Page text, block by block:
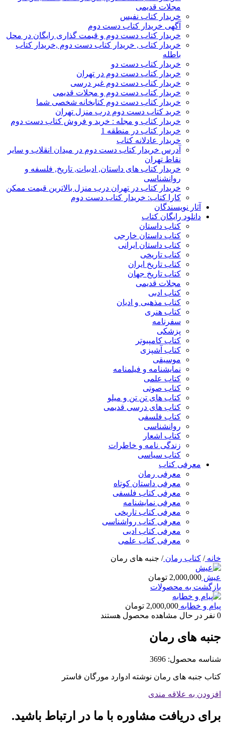
مجلات قدیمی
خریدار کتاب نفیس
آگهی خریدار کتاب دست دوم
خریدار کتاب دست دوم و قیمت گذاری رایگان در محل
خریدار کتاب , خریدار کتاب دست دوم ,خریدار کتاب
باطله
خریدار کتاب دست دو
خریدار کتاب دست دوم در تهران
خریدار کتاب دست دوم غیر درسی
خریدار کتاب دست دوم و مجلات قدیمی
خریدار کتاب دست دوم کتابخانه شخصی شما
خرید کتاب دست دوم درب منزل تهران
خریدار کتاب و مجله : خرید و فروش کتاب دست دوم
خریدار کتاب در منطقه 1
خریدار عادلانه کتاب
آدرس خریدار کتاب دست دوم در میدان انقلاب و سایر
نقاط تهران
خریدار کتاب های داستان, ادبیات, تاریخ, فلسفه و
روانشناسی
خریدار کتاب در تهران درب منزل بالاترین قیمت ممکن
کارا کتاب: خریدار کتاب دست دوم
آثار نویسندگان
دانلود رایگان کتاب
کتاب داستان
کتاب داستان خارجی
کتاب داستان ایرانی
کتاب تاریخی
کتاب تاریخ ایران
کتاب تاریخ جهان
مجلات قدیمی
کتاب ادبی
کتاب مذهبی و ادیان
کتاب هنری
سفرنامه
پزشکی
کتاب کامپیوتر
کتاب آشپزی
موسیقی
نمایشنامه و فیلمنامه
کتاب علمی
کتاب صوتی
کتاب های تن تن و میلو
کتاب های درسی قدیمی
کتاب فلسفی
روانشناسی
کتاب اشعار
زندگی نامه و خاطرات
کتاب سیاسی
معرفی کتاب
معرفی رمان
معرفی داستان کوتاه
معرفی کتاب فلسفی
معرفی نمایشنامه
معرفی کتاب تاریخی
معرفی کتاب رواشناسی
معرفی کتاب ادبی
معرفی کتاب علمی
خانه/ کتاب رمان/ جنبه های رمان
عیش 2,000,000 تومان
بازگشت به محصولات
پیام و خطابه 2,000,000 تومان
0 نفر در حال مشاهده محصول هستند
جنبه های رمان
شناسه محصول: 3696
کتاب جنبه های رمان نوشته ادوارد مورگان فاستر
افزودن به علاقه مندی
برای دریافت مشاوره با ما در ارتباط باشید.